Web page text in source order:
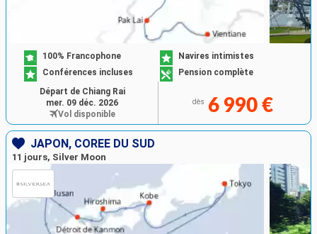
100% Francophone
Navires intimistes
Conférences incluses
Pension complète
dès 6 990 €
Départ de Chiang Rai
mer. 09 déc. 2026
Vol disponible
JAPON, CORÉE DU SUD
11 jours, Silver Moon